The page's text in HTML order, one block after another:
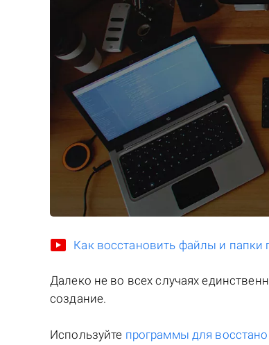
Как восстановить файлы и папки
Далеко не во всех случаях
создание.
Используйте программы для